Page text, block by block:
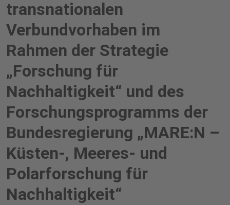
transnationalen
Verbundvorhaben im
Rahmen der Strategie
„Forschung für
Nachhaltigkeit“ und des
Forschungsprogramms der
Bundesregierung „MARE:N –
Küsten-, Meeres- und
Polarforschung für
Nachhaltigkeit“